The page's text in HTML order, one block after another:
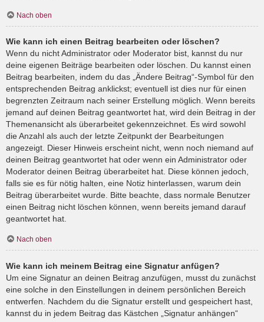
Nach oben
Wie kann ich einen Beitrag bearbeiten oder löschen?
Wenn du nicht Administrator oder Moderator bist, kannst du nur
deine eigenen Beiträge bearbeiten oder löschen. Du kannst einen
Beitrag bearbeiten, indem du das „Ändere Beitrag“-Symbol für den
entsprechenden Beitrag anklickst; eventuell ist dies nur für einen
begrenzten Zeitraum nach seiner Erstellung möglich. Wenn bereits
jemand auf deinen Beitrag geantwortet hat, wird dein Beitrag in der
Themenansicht als überarbeitet gekennzeichnet. Es wird sowohl
die Anzahl als auch der letzte Zeitpunkt der Bearbeitungen
angezeigt. Dieser Hinweis erscheint nicht, wenn noch niemand auf
deinen Beitrag geantwortet hat oder wenn ein Administrator oder
Moderator deinen Beitrag überarbeitet hat. Diese können jedoch,
falls sie es für nötig halten, eine Notiz hinterlassen, warum dein
Beitrag überarbeitet wurde. Bitte beachte, dass normale Benutzer
einen Beitrag nicht löschen können, wenn bereits jemand darauf
geantwortet hat.
Nach oben
Wie kann ich meinem Beitrag eine Signatur anfügen?
Um eine Signatur an deinen Beitrag anzufügen, musst du zunächst
eine solche in den Einstellungen in deinem persönlichen Bereich
entwerfen. Nachdem du die Signatur erstellt und gespeichert hast,
kannst du in jedem Beitrag das Kästchen „Signatur anhängen“